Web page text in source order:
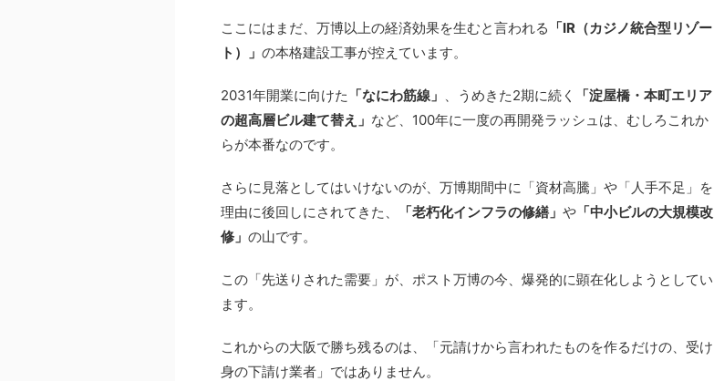
ここにはまだ、万博以上の経済効果を生むと言われる 「IR（カジノ統合型リゾー
ト）」 の本格建設工事が控えています。
2031年開業に向けた 「なにわ筋線」 、うめきた2期に続く
「淀屋橋・本町エリア
の超高層ビル建て替え」 など、100年に一度の再開発ラッシュは、むしろこれか
らが本番なのです。
さらに見落としてはいけないのが、万博期間中に「資材高騰」や「人手不足」を
理由に後回しにされてきた、
「老朽化インフラの修繕」 や 「中小ビルの大規模改
修」 の山です。
この「先送りされた需要」が、ポスト万博の今、爆発的に顕在化しようとしてい
ます。
これからの大阪で勝ち残るのは、「元請けから言われたものを作るだけの、受け
身の下請け業者」ではありません。